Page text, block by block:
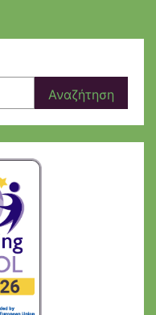
Αναζήτηση